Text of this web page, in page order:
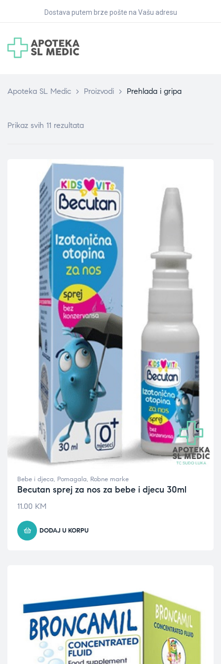
Dostava putem brze pošte na Vašu adresu
Apoteka SL Medic > Proizvodi > Prehlada i gripa
Prikaz svih 11 rezultata
Bebe i djeca, Pomagala, Robne marke
Becutan sprej za nos za bebe i djecu 30ml
11.00 KM
DODAJ U KORPU